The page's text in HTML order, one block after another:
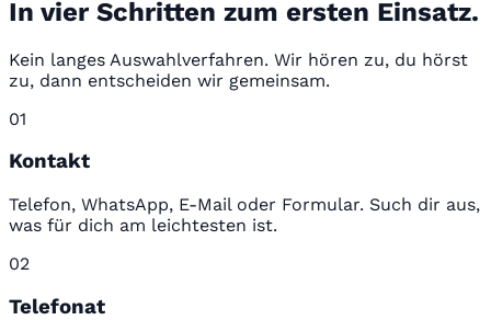
In vier Schritten zum ersten Einsatz.
Kein langes Auswahlverfahren. Wir hören zu, du hörst
zu, dann entscheiden wir gemeinsam.
01
Kontakt
Telefon, WhatsApp, E-Mail oder Formular. Such dir aus,
was für dich am leichtesten ist.
02
Telefonat